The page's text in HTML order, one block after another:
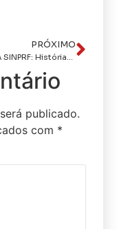
PRÓXIMO
MEMÓRIA SINPRF: Histórias que marcaram gerações da Polícia Rodoviária Federal
publicado.
com *